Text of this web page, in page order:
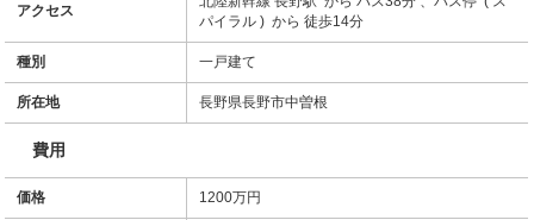
アクセス
パイラル ) から 徒歩14分
種別 一戸建て
所在地 長野県長野市中曽根
費用
価格 1200万円